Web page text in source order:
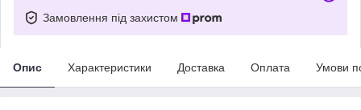
Замовлення під захистом
Опис Характеристики Доставка Оплата Умови